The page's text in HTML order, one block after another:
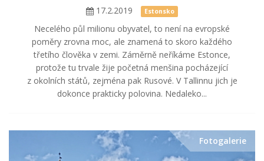
17.2.2019 Estonsko
Necelého půl milionu obyvatel, to není na evropské
poměry zrovna moc, ale znamená to skoro každého
třetího člověka v zemi. Záměrně neříkáme Estonce,
protože tu trvale žije početná menšina pocházející
z okolních států, zejména pak Rusové. V Tallinnu jich je
dokonce prakticky polovina. Nedaleko...
Fotogalerie